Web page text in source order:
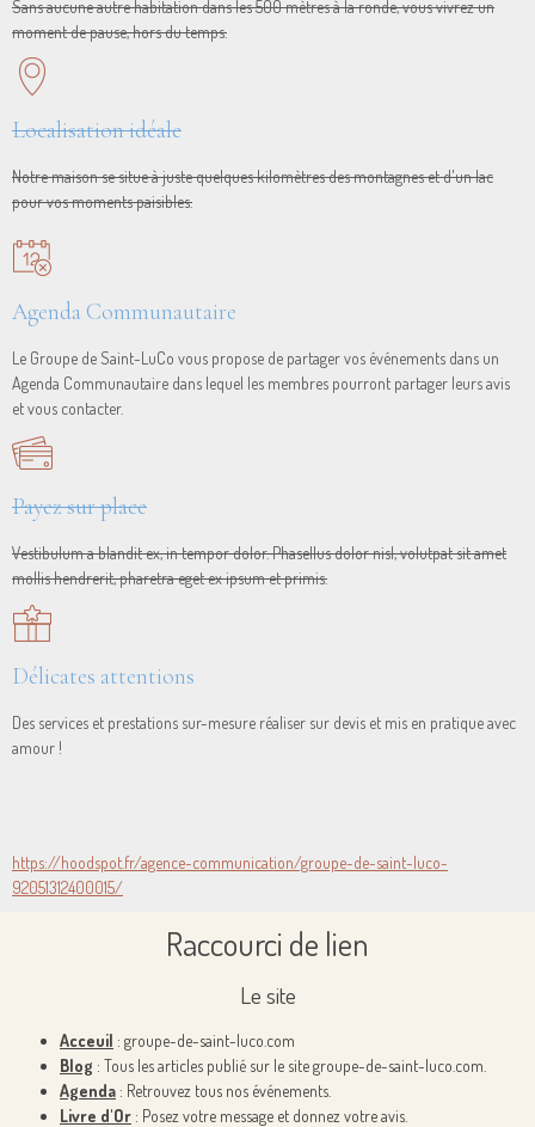
Sans aucune autre habitation dans les 500 mètres à la ronde, vous vivrez un
moment de pause, hors du temps.
Localisation idéale
Notre maison se situe à juste quelques kilomètres des montagnes et d'un lac
pour vos moments paisibles.
Agenda Communautaire
Le Groupe de Saint-LuCo vous propose de partager vos événements dans un
Agenda Communautaire dans lequel les membres pourront partager leurs avis
et vous contacter.
Payez sur place
Vestibulum a blandit ex, in tempor dolor. Phasellus dolor nisl, volutpat sit amet
mollis hendrerit, pharetra eget ex ipsum et primis.
Délicates attentions
Des services et prestations sur-mesure réaliser sur devis et mis en pratique avec
amour !
https://hoodspot.fr/agence-communication/groupe-de-saint-luco-
92051312400015/
Raccourci de lien
Le site
Acceuil : groupe-de-saint-luco.com
Blog : Tous les articles publié sur le site groupe-de-saint-luco.com.
Agenda : Retrouvez tous nos événements.
Livre d'Or : Posez votre message et donnez votre avis.